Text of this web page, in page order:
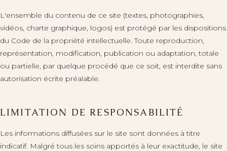
L'ensemble du contenu de ce site (textes, photographies,
vidéos, charte graphique, logos) est protégé par les dispositions
du Code de la propriété intellectuelle. Toute reproduction,
représentation, modification, publication ou adaptation, totale
ou partielle, par quelque procédé que ce soit, est interdite sans
autorisation écrite préalable.
LIMITATION DE RESPONSABILITÉ
Les informations diffusées sur le site sont données à titre
indicatif. Malgré tous les soins apportés à leur exactitude, le site